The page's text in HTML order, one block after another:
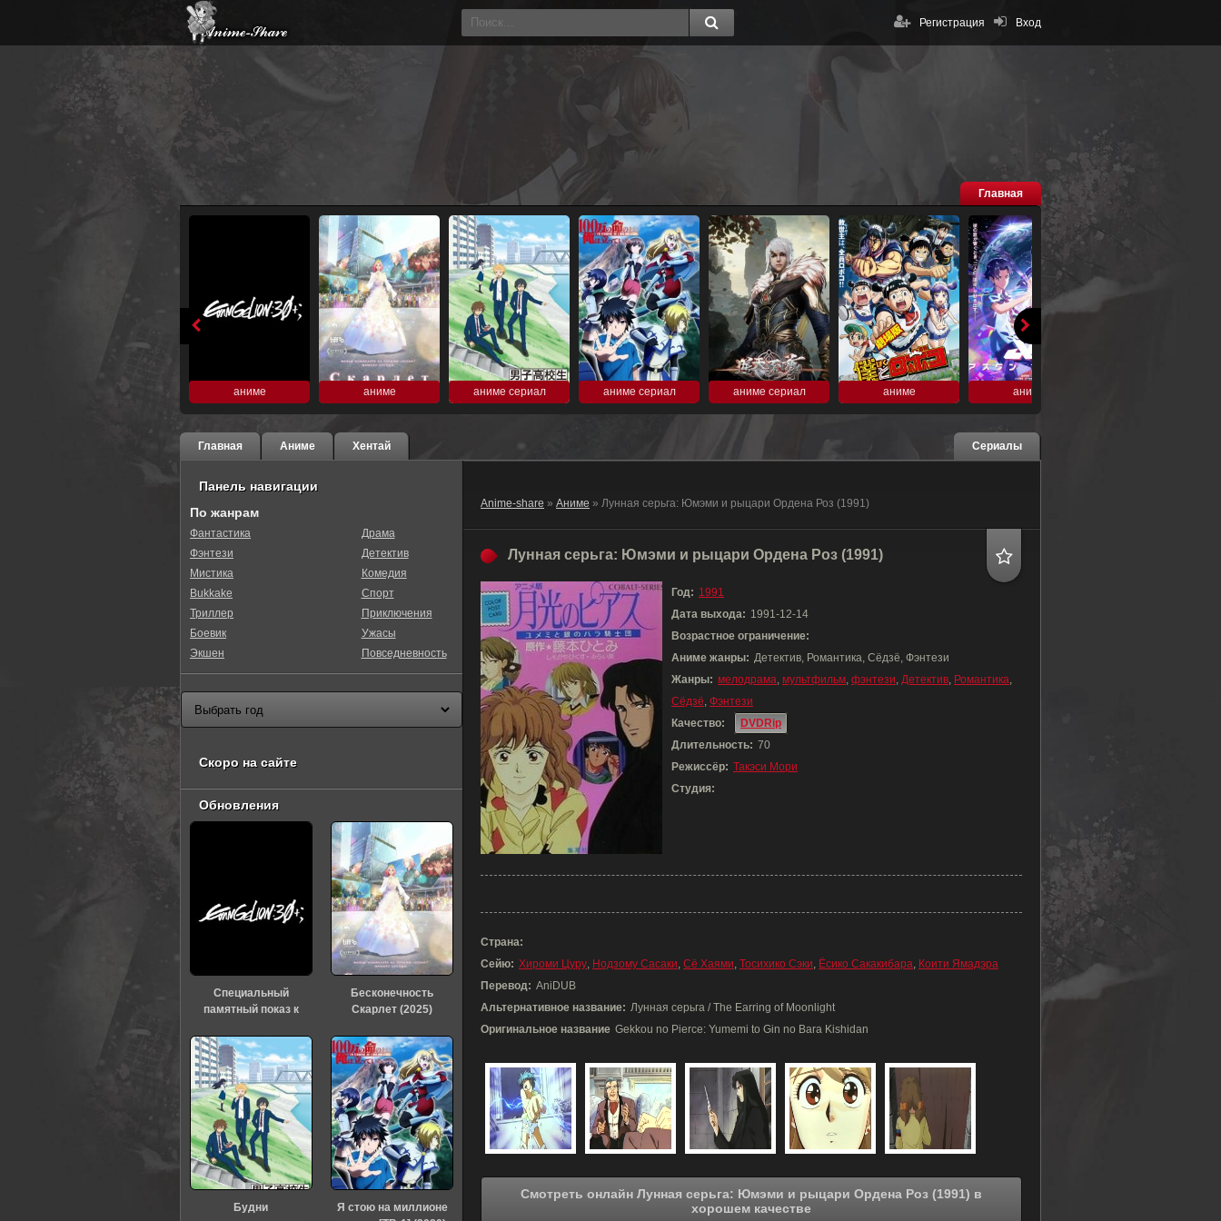
Вход
Регистрация
Главная
аниме аниме аниме сериал аниме сериал аниме сериал аниме аниме
Главная Аниме Хентай Сериалы
Anime-share » Аниме » Лунная серьга: Юмэми и рыцари Ордена Роз (1991)
Лунная серьга: Юмэми и рыцари Ордена Роз (1991)
Год: 1991
Дата выхода: 1991-12-14
Возрастное ограничение:
Аниме жанры: Детектив, Романтика, Сёдзё, Фэнтези
Жанры: мелодрама, мультфильм, фэнтези, Детектив, Романтика,
Сёдзё, Фэнтези
Качество:
DVDRip
Длительность: 70
Режиссёр: Такэси Мори
Студия:
Страна:
Сейю: Хироми Цуру, Нодзому Сасаки, Сё Хаями, Тосихико Сэки, Ёсико Сакакибара, Коити Ямадэра
Перевод: AniDUB
Альтернативное название: Лунная серьга / The Earring of Moonlight
Оригинальное название Gekkou no Pierce: Yumemi to Gin no Bara Kishidan
Смотреть онлайн Лунная серьга: Юмэми и рыцари Ордена Роз (1991) в
хорошем качестве
Панель навигации
По жанрам
Фантастика
Фэнтези
Мистика
Bukkake
Триллер
Боевик
Экшен
Драма
Детектив
Комедия
Спорт
Приключения
Ужасы
Повседневность
Скоро на сайте
Обновления
Специальный
памятный показ к
«Евангелиона» (2026)
Бесконечность
Скарлет (2025)
Будни
Я стою на миллионе